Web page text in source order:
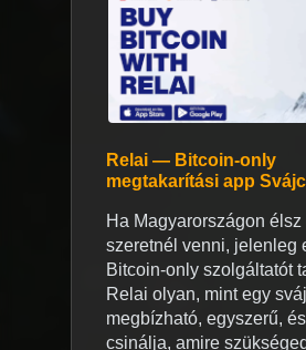
Relai — Bitcoin-only
megtakarítási app
Ha Magyarországon
szeretnél venni, jelenleg
Bitcoin-only szolgáltatót
Relai olyan, mint egy
megbízható, egyszerű,
csinálja, amire